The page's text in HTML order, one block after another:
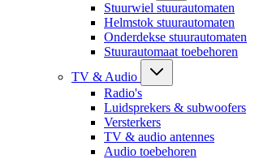
Stuurwiel stuurautomaten
Helmstok stuurautomaten
Onderdekse stuurautomaten
Stuurautomaat toebehoren
TV & Audio
Radio's
Luidsprekers & subwoofers
Versterkers
TV & audio antennes
Audio toebehoren